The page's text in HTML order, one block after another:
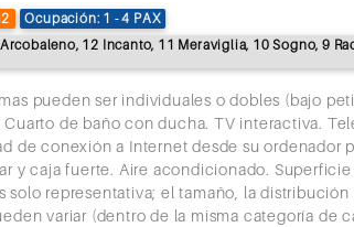
Ocupación: 1 - 4 PAX
12 Incanto, 11 Meraviglia, 10 Sogno, 9
pueden ser individuales o dobles (bajo
Cuarto de baño con ducha. TV interactiva.
de conexión a Internet desde su ordenador
y caja fuerte. Aire acondicionado. Superficie
solo representativa; el tamaño, la distribución
variar (dentro de la misma categoría de